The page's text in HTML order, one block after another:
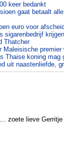
keer bedankt
gaat betaalt
euro voor
sigarenbedrijf
Thatcher
Maleisische premier
Thaise koning mag
uit naastenliefde,
zoete lieve Gerritje